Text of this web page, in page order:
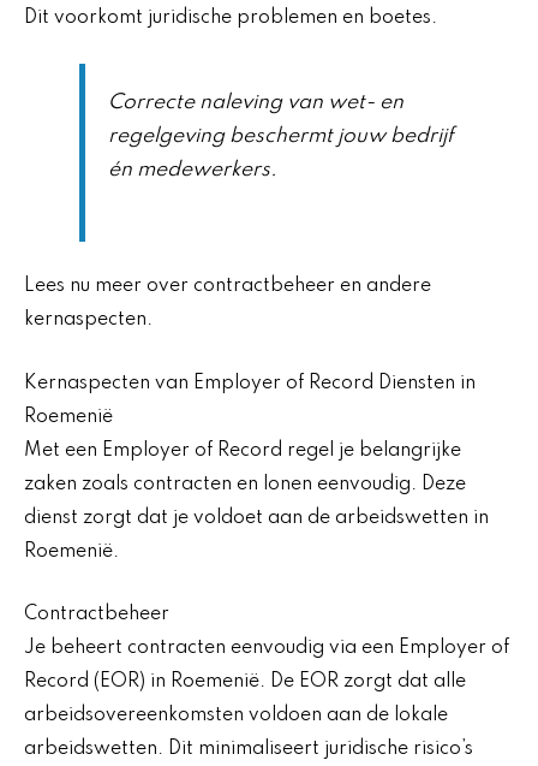
Dit voorkomt juridische problemen en boetes.
Correcte naleving van wet- en
regelgeving beschermt jouw bedrijf
én medewerkers.
Lees nu meer over contractbeheer en andere
kernaspecten.
Kernaspecten van Employer of Record Diensten in
Roemenië
Met een Employer of Record regel je belangrijke
zaken zoals contracten en lonen eenvoudig. Deze
dienst zorgt dat je voldoet aan de arbeidswetten in
Roemenië.
Contractbeheer
Je beheert contracten eenvoudig via een Employer of
Record (EOR) in Roemenië. De EOR zorgt dat alle
arbeidsovereenkomsten voldoen aan de lokale
arbeidswetten. Dit minimaliseert juridische risico’s